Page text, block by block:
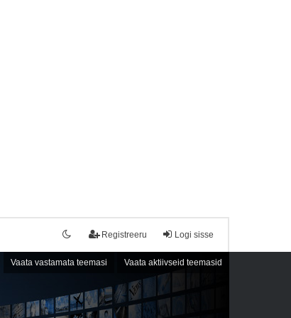
Logi sisse
Registreeru
Vaata vastamata teemasi Vaata aktiivseid teemasid